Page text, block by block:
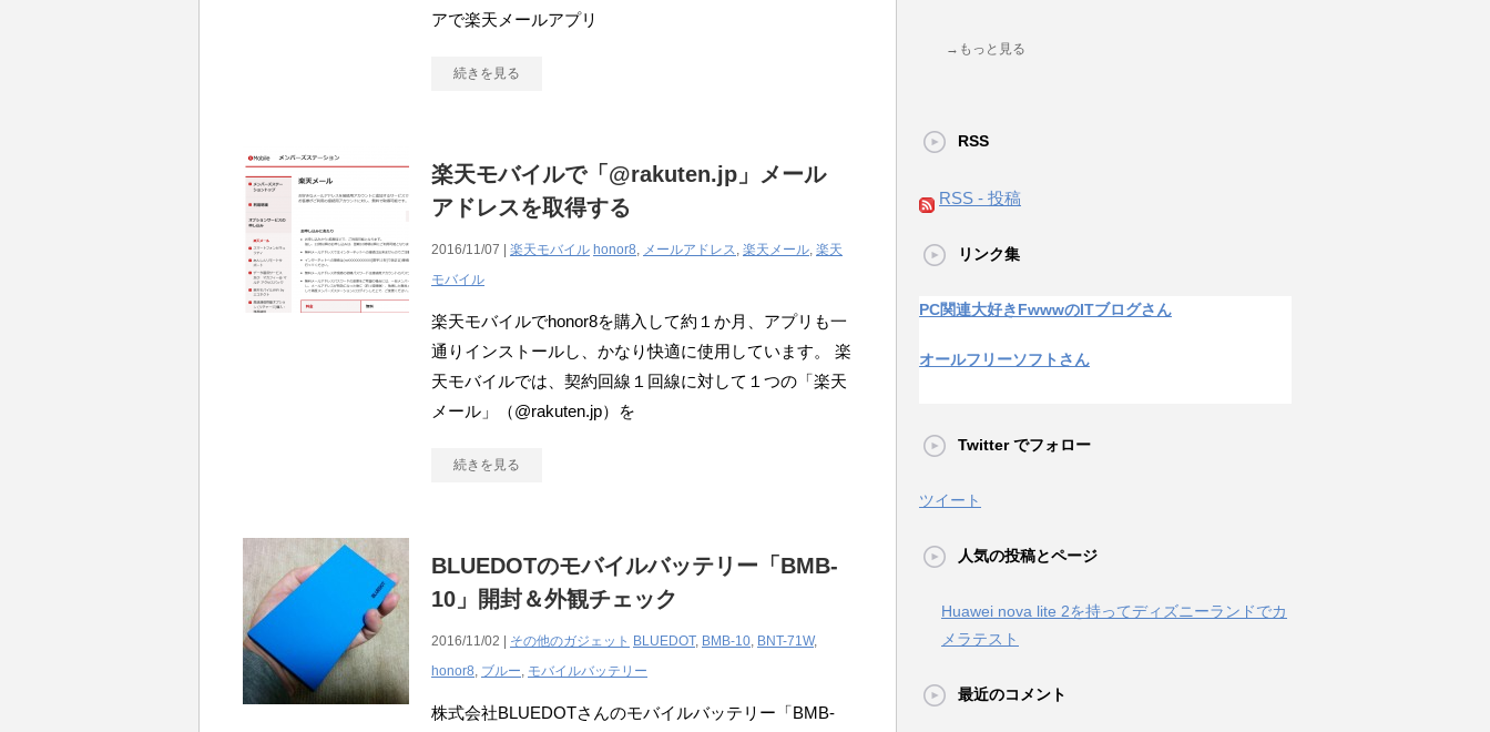
アで楽天メールアプリ
続きを見る
楽天モバイルで「@rakuten.jp」メール
アドレスを取得する
2016/11/07 | 楽天モバイル honor8, メールアドレス, 楽天メール, 楽天
モバイル
楽天モバイルでhonor8を購入して約１か月、アプリも一
通りインストールし、かなり快適に使用しています。 楽
天モバイルでは、契約回線１回線に対して１つの「楽天
メール」（@rakuten.jp）を
続きを見る
BLUEDOTのモバイルバッテリー「BMB-
10」開封＆外観チェック
2016/11/02 | その他のガジェット BLUEDOT, BMB-10, BNT-71W,
honor8, ブルー, モバイルバッテリー
株式会社BLUEDOTさんのモバイルバッテリー「BMB-
→もっと見る
RSS
RSS - 投稿
リンク集
PC関連大好きFwwwのITブログさん
オールフリーソフトさん
Twitter でフォロー
ツイート
人気の投稿とページ
Huawei nova lite 2を持ってディズニーランドでカ
メラテスト
最近のコメント